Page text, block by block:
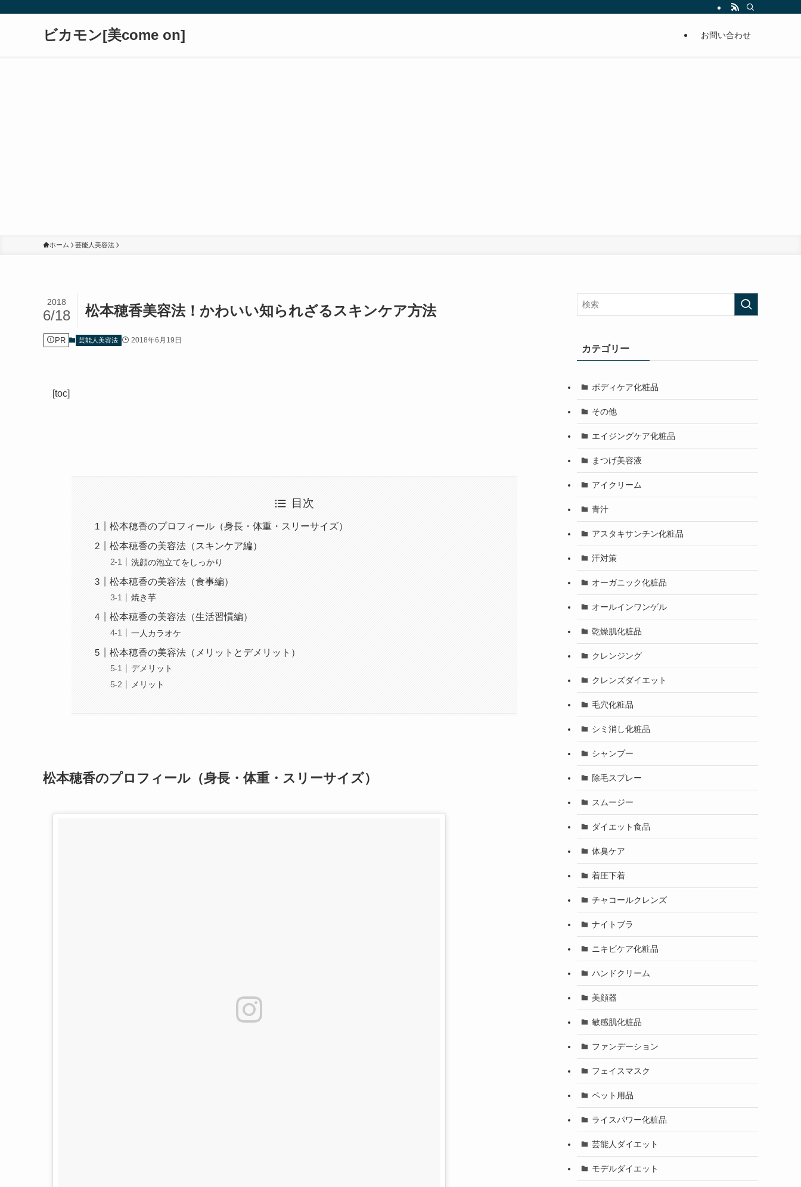
ビカモン[美come on] お問い合わせ
ホーム 芸能人美容法
松本穂香美容法！かわいい知られざるスキンケア方法
2018
6/18
PR 芸能人美容法 2018年6月19日
[toc]
目次
松本穂香のプロフィール（身長・体重・スリーサイズ）
松本穂香の美容法（スキンケア編）
洗顔の泡立てをしっかり
松本穂香の美容法（食事編）
焼き芋
松本穂香の美容法（生活習慣編）
一人カラオケ
松本穂香の美容法（メリットとデメリット）
デメリット
メリット
松本穂香のプロフィール（身長・体重・スリーサイズ）
カテゴリー
ボディケア化粧品
その他
エイジングケア化粧品
まつげ美容液
アイクリーム
青汁
アスタキサンチン化粧品
汗対策
オーガニック化粧品
オールインワンゲル
乾燥肌化粧品
クレンジング
クレンズダイエット
毛穴化粧品
シミ消し化粧品
シャンプー
除毛スプレー
スムージー
ダイエット食品
体臭ケア
着圧下着
チャコールクレンズ
ナイトブラ
ニキビケア化粧品
ハンドクリーム
美顔器
敏感肌化粧品
ファンデーション
フェイスマスク
ペット用品
ライスパワー化粧品
芸能人ダイエット
モデルダイエット